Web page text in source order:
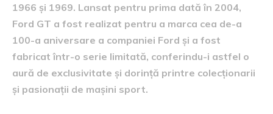
1966 și 1969. Lansat pentru prima dată în 2004,
Ford GT a fost realizat pentru a marca cea de-a
100-a aniversare a companiei Ford și a fost
fabricat într-o serie limitată, conferindu-i astfel o
aură de exclusivitate și dorință printre colecționarii
și pasionații de mașini sport.